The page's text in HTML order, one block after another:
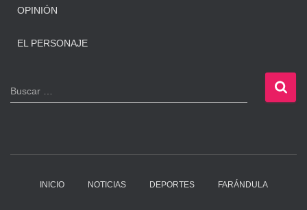
OPINIÓN
EL PERSONAJE
B
u
Buscar …
INICIO NOTICIAS DEPORTES FARÁNDULA